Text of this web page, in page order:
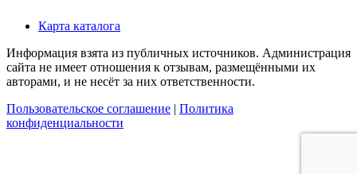
Карта каталога
Информация взята из публичных источников. Администрация
сайта не имеет отношения к отзывам, размещёнными их
авторами, и не несёт за них ответственности.
Пользовательское соглашение
Политика
конфиденциальности